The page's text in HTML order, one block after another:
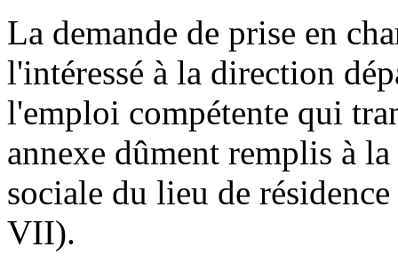
La demande de prise en
l'intéressé à la direction
l'emploi compétente qui
annexe dûment remplis à
sociale du lieu de
VII).